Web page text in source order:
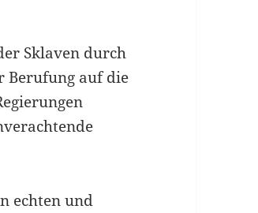
Sklaven durch
Berufung auf die
echten und